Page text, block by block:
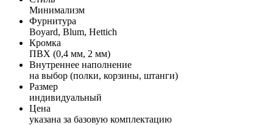
Минимализм
Фурнитура
Boyard, Blum, Hettich
Кромка
ПВХ (0,4 мм, 2 мм)
Внутреннее наполнение
на выбор (полки, корзины, штанги)
Размер
индивидуальный
Цена
указана за базовую комплектацию